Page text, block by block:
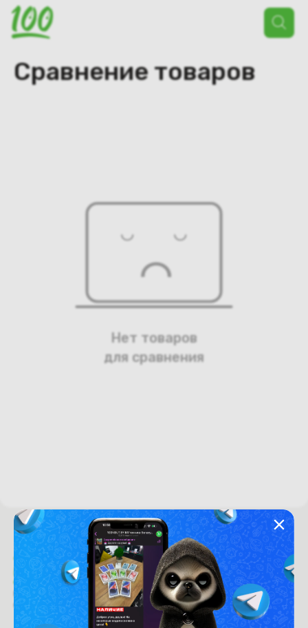
Поиск
товаров
Сравнение товаров
Нет товаров
для сравнения
Время работы с 9:00 до 21:00
г. Минск, пр-т. Независимости, д.94